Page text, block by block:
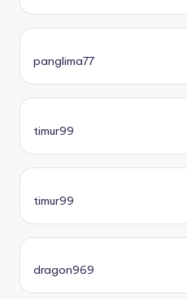
panglima77
timur99
timur99
dragon969